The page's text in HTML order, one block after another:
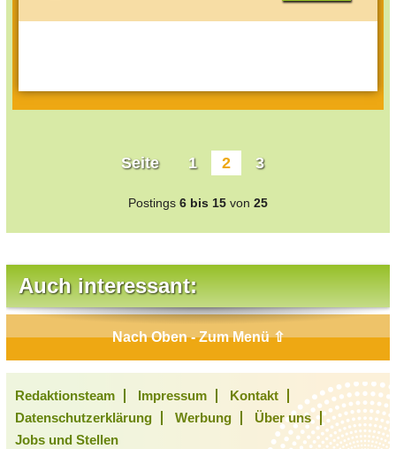
Seite 1 2 3
Postings 6 bis 15 von 25
Auch interessant:
Nach Oben - Zum Menü ⇧
Redaktionsteam Impressum
Kontakt
Datenschutzerklärung
Werbung
Über uns
Jobs und Stellen